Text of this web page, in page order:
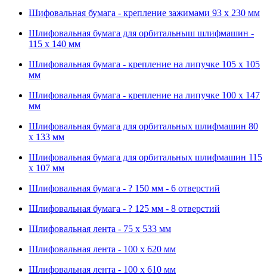
Шифовальная бумага - крепление зажимами 93 х 230 мм
Шлифовальная бумага для орбитальныш шлифмашин -
115 х 140 мм
Шлифовальная бумага - крепление на липучке 105 х 105
мм
Шлифовальная бумага - крепление на липучке 100 х 147
мм
Шлифовальная бумага для орбитальных шлифмашин 80
х 133 мм
Шлифовальная бумага для орбитальных шлифмашин 115
х 107 мм
Шлифовальная бумага - ? 150 мм - 6 отверстий
Шлифовальная бумага - ? 125 мм - 8 отверстий
Шлифовальная лента - 75 х 533 мм
Шлифовальная лента - 100 х 620 мм
Шлифовальная лента - 100 х 610 мм